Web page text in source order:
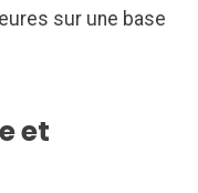
sur une base
et